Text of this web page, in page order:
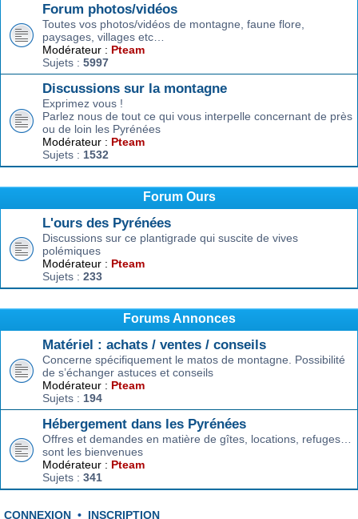
Forum photos/vidéos
Toutes vos photos/vidéos de montagne, faune flore,
paysages, villages etc…
Modérateur : Pteam
Sujets : 5997
Discussions sur la montagne
Exprimez vous !
Parlez nous de tout ce qui vous interpelle concernant de près
ou de loin les Pyrénées
Modérateur : Pteam
Sujets : 1532
Forum Ours
L'ours des Pyrénées
Discussions sur ce plantigrade qui suscite de vives
polémiques
Modérateur : Pteam
Sujets : 233
Forums Annonces
Matériel : achats / ventes / conseils
Concerne spécifiquement le matos de montagne. Possibilité
de s’échanger astuces et conseils
Modérateur : Pteam
Sujets : 194
Hébergement dans les Pyrénées
Offres et demandes en matière de gîtes, locations, refuges…
sont les bienvenues
Modérateur : Pteam
Sujets : 341
CONNEXION • INSCRIPTION